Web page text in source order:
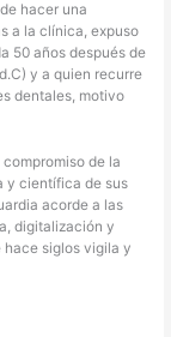
hacer una
a la clínica, expuso
50 años después de
y a quien recurre
dentales, motivo
de la
y científica de sus
acorde a las
digitalización y
hace siglos vigila y